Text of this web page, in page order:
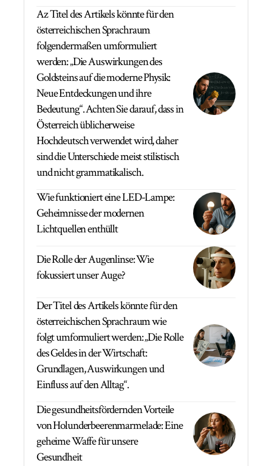
Az Titel des Artikels könnte für den
österreichischen Sprachraum
folgendermaßen umformuliert
werden: „Die Auswirkungen des
Goldsteins auf die moderne Physik:
Neue Entdeckungen und ihre
Bedeutung“. Achten Sie darauf, dass in
Österreich üblicherweise
Hochdeutsch verwendet wird, daher
sind die Unterschiede meist stilistisch
und nicht grammatikalisch.
Wie funktioniert eine LED-Lampe:
Geheimnisse der modernen
Lichtquellen enthüllt
Die Rolle der Augenlinse: Wie
fokussiert unser Auge?
Der Titel des Artikels könnte für den
österreichischen Sprachraum wie
folgt umformuliert werden: „Die Rolle
des Geldes in der Wirtschaft:
Grundlagen, Auswirkungen und
Einfluss auf den Alltag“.
Die gesundheitsfördernden Vorteile
von Holunderbeerenmarmelade: Eine
geheime Waffe für unsere
Gesundheit